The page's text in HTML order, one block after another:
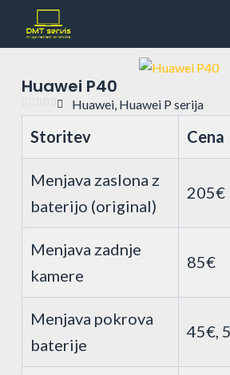
p
o
Huawei P40
Huawei, Huawei P serija
Storitev Cena
Menjava zaslona z
baterijo (original)
205€
Menjava zadnje
kamere
85€
Menjava pokrova
baterije
45€,